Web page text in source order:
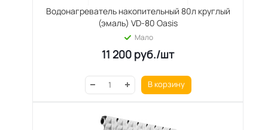
Водонагреватель накопительный 80л круглый
(эмаль) VD-80 Oasis
Мало
11 200 руб./шт
В корзину